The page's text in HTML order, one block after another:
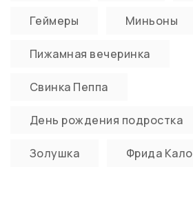
Геймеры Миньоны
Пижамная вечеринка
Свинка Пеппа
День рождения подростка
Золушка Фрида Кало